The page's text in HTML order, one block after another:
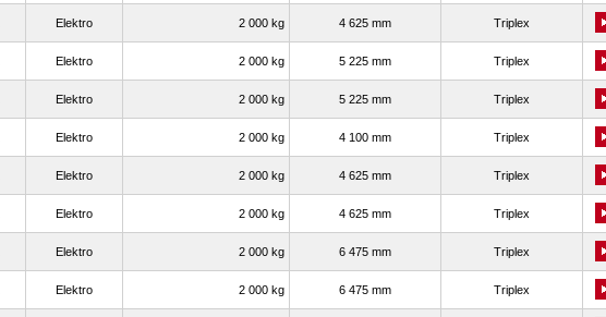
Elektro 2 000 kg 4 625 mm Triplex
Elektro 2 000 kg 5 225 mm Triplex
Elektro 2 000 kg 5 225 mm Triplex
Elektro 2 000 kg 4 100 mm Triplex
Elektro 2 000 kg 4 625 mm Triplex
Elektro 2 000 kg 4 625 mm Triplex
Elektro 2 000 kg 6 475 mm Triplex
Elektro 2 000 kg 6 475 mm Triplex